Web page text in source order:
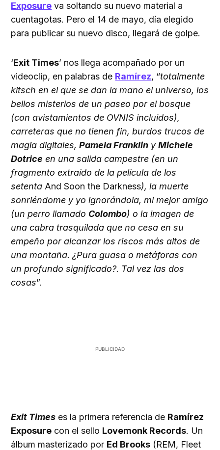
Exposure va soltando su nuevo material a
cuentagotas. Pero el 14 de mayo, día elegido
para publicar su nuevo disco, llegará de golpe.
‘Exit Times’ nos llega acompañado por un
videoclip, en palabras de Ramírez, “totalmente
kitsch en el que se dan la mano el universo, los
bellos misterios de un paseo por el bosque
(con avistamientos de OVNIS incluidos),
carreteras que no tienen fin, burdos trucos de
magia digitales,Pamela Franklin yMichele
Dotrice en una salida campestre (en un
fragmento extraído de la película de los
setentaAnd Soon the Darkness), la muerte
sonriéndome y yo ignorándola, mi mejor amigo
(un perro llamado Colombo) o la imagen de
una cabra trasquilada que no cesa en su
empeño por alcanzar los riscos más altos de
una montaña. ¿Pura guasa o metáforas con
un profundo significado?. Tal vez las dos
cosas”.
Exit Times es la primera referencia de Ramírez
Exposure con el sello Lovemonk Records. Un
álbum masterizado por Ed Brooks (REM, Fleet